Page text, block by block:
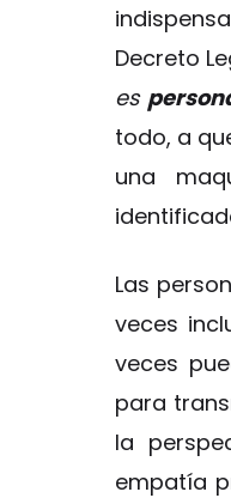
Decreto
es
todo, a
una
Las
veces
veces
para
la
empatía